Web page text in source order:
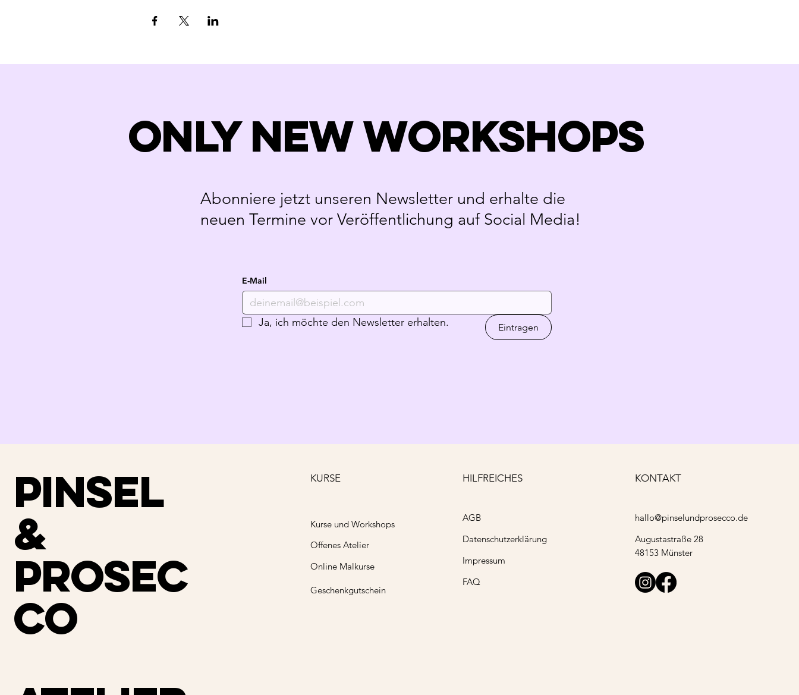
Only new workshops
Abonniere jetzt unseren Newsletter und erhalte die
neuen Termine vor Veröffentlichung auf Social Media!
E-Mail
Ja, ich möchte den Newsletter erhalten. Eintragen
PINSEL
&
PROSEC
CO
KURSE
Kurse und Workshops
Offenes Atelier
Online Malkurse
Geschenkgutschein
HILFREICHES
AGB
Datenschutzerklärung
Impressum
FAQ
KONTAKT
hallo@pinselundprosecco.de
Augustastraße 28
48153 Münster